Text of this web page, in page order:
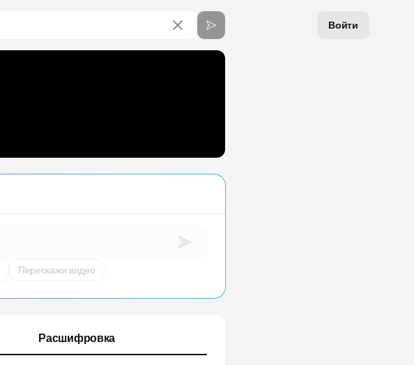
Войти
Перескажи видео
Расшифровка